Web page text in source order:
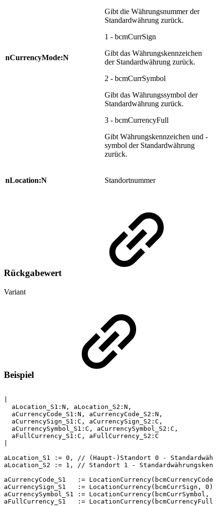
nCurrencyMode:N
Gibt die Währungsnummer der
Standardwährung zurück.
1 - bcmCurrSign
Gibt das Währungskennzeichen
der Standardwährung zurück.
2 - bcmCurrSymbol
Gibt das Währungssymbol der
Standardwährung zurück.
3 - bcmCurrencyFull
Gibt Währungskennzeichen und -
symbol der Standardwährung
zurück.
nLocation:N Standortnummer
Rückgabewert
Variant
Beispiel
aLocation_S1:N,
aLocation_S2:N,
aCurrencyCode_S1:N,
aCurrencyCode_S2:N,
aCurrencySign_S1:C,
aCurrencySign_S2:C,
aCurrencySymbol_S1:C,
aCurrencySymbol_S2:C,
aFullCurrency_S1:C,
aFullCurrency_S2:C
aLocation_S1
:= 0, // (Haupt-)Standort 0 -
aLocation_S2
:= 1, // Standort 1 -
aCurrencyCode_S1
:= LocationCurrency(bcmCurrencyCode,
aCurrencySign_S1
:= LocationCurrency(bcmCurrSign,
0),
aCurrencySymbol_S1
:= LocationCurrency(bcmCurrSymbol,
aFullCurrency_S1
:= LocationCurrency(bcmCurrencyFull,